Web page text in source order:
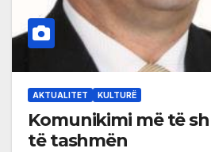
AKTUALITET KULTURË
Komunikimi më të
të tashmën